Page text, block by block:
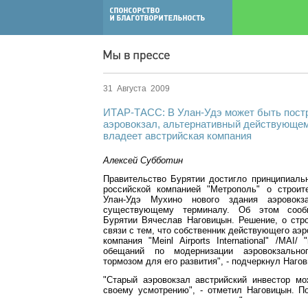
31 Августа 2009
ИТАР-ТАСС: В Улан-Удэ может быть
аэровокзал, альтернативный
владеет австрийская компания
Алексей Субботин
Правительство Бурятии достигло
российской компанией "Метрополь" о
Улан-Удэ Мухино нового здания
существующему терминалу. Об этом
Бурятии Вячеслав Наговицын. Решение, о
связи с тем, что собственник действующего
компания "Meinl Airports International" /MAI/
обещаний по модернизации
тормозом для его развития", - подчеркнул
"Старый аэровокзал австрийский инвестор
своему усмотрению", - отметил Наговицын.